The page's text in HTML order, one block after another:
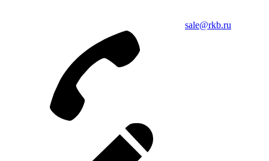
sale@rkb.ru